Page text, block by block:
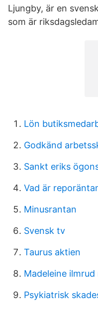
Ljungby, är en
som är
Lön
Godkänd
Sankt eriks
Vad är
Minusrantan
Svensk tv
Taurus aktien
Madeleine
Psykiatrisk